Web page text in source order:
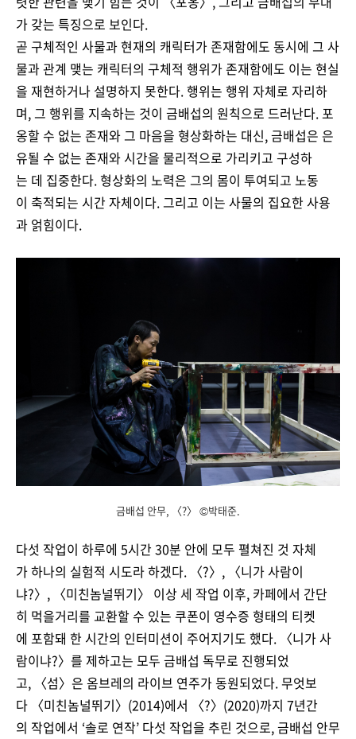
가 갖는 특징으로 보인다.
곧 구체적인 사물과 현재의 캐릭터가 존재함에도 동시에 그 사
물과 관계 맺는 캐릭터의 구체적 행위가 존재함에도 이는 현실
을 재현하거나 설명하지 못한다. 행위는 행위 자체로 자리하
며, 그 행위를 지속하는 것이 금배섭의 원칙으로 드러난다. 포
옹할 수 없는 존재와 그 마음을 형상화하는 대신, 금배섭은 은
유될 수 없는 존재와 시간을 물리적으로 가리키고 구성하
는 데 집중한다. 형상화의 노력은 그의 몸이 투여되고 노동
이 축적되는 시간 자체이다. 그리고 이는 사물의 집요한 사용
과 얽힘이다.
금배섭 안무, 〈?〉 ©박태준.
다섯 작업이 하루에 5시간 30분 안에 모두 펼쳐진 것 자체
가 하나의 실험적 시도라 하겠다. 〈?〉, 〈니가 사람이
냐?〉, 〈미친놈널뛰기〉 이상 세 작업 이후, 카페에서 간단
히 먹을거리를 교환할 수 있는 쿠폰이 영수증 형태의 티켓
에 포함돼 한 시간의 인터미션이 주어지기도 했다. 〈니가 사
람이냐?〉를 제하고는 모두 금배섭 독무로 진행되었
고, 〈섬〉은 옴브레의 라이브 연주가 동원되었다. 무엇보
다 〈미친놈널뛰기〉(2014)에서 〈?〉(2020)까지 7년간
의 작업에서 ‘솔로 연작’ 다섯 작업을 추린 것으로, 금배섭 안무